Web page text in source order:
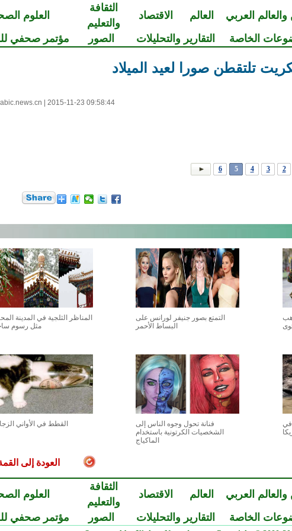
والعالم العربي العالم الاقتصاد
الثقافة
والتعليم
العلوم
الخاصة التقارير والتحليلات الصور مؤتمر صحفي
تلتقطن صورا لعيد الميلاد
2015-11-23 09:58:44
2
3
4
5
6
التمتع بصور جنيفر لورانس على
البساط الأحمر
المناظر الثلجية في المدينة
مثل رسوم
في
فنانة تحول وجوه الناس إلى
الشخصيات الكرتونية باستخدام
الماكياج
القطط في الأواني
العودة إلى
والعالم العربي العالم الاقتصاد
الثقافة
والتعليم
العلوم
الخاصة التقارير والتحليلات الصور مؤتمر صحفي